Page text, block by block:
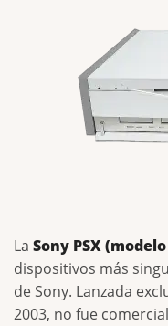
La Sony PSX (modelo
dispositivos más
de Sony. Lanzada
2003, no fue